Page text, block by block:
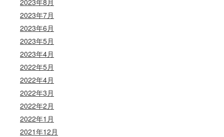
2023年8月
2023年7月
2023年6月
2023年5月
2023年4月
2022年5月
2022年4月
2022年3月
2022年2月
2022年1月
2021年12月